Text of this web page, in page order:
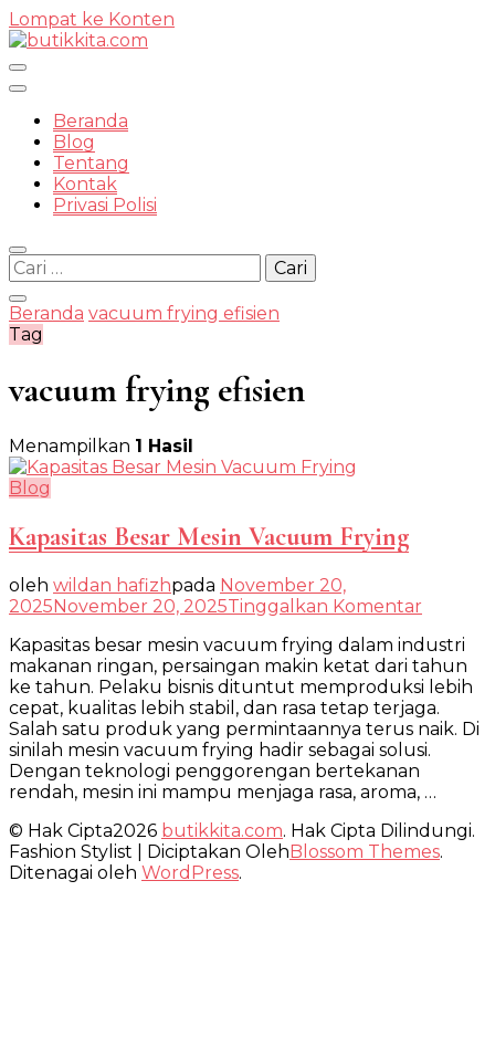
Lompat ke Konten
Beranda
Blog
Tentang
Kontak
Privasi Polisi
Cari
untuk:
Beranda vacuum frying efisien
Tag
vacuum frying efisien
Menampilkan 1 Hasil
Blog
Kapasitas Besar Mesin Vacuum Frying
oleh wildan hafizhpada November 20,
2025November 20, 2025Tinggalkan Komentar
Besar
Mesin
Vacuum
Frying
Kapasitas besar mesin vacuum frying dalam industri
makanan ringan, persaingan makin ketat dari tahun
ke tahun. Pelaku bisnis dituntut memproduksi lebih
cepat, kualitas lebih stabil, dan rasa tetap terjaga.
Salah satu produk yang permintaannya terus naik. Di
sinilah mesin vacuum frying hadir sebagai solusi.
Dengan teknologi penggorengan bertekanan
rendah, mesin ini mampu menjaga rasa, aroma, …
© Hak Cipta2026 butikkita.com. Hak Cipta Dilindungi.
Fashion Stylist | Diciptakan OlehBlossom Themes.
Ditenagai oleh WordPress.